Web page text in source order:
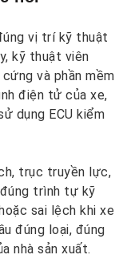
vị trí kỹ thuật
kỹ thuật viên
và phần mềm
điện tử của xe,
dụng ECU kiểm
trục truyền lực,
trình tự kỹ
sai lệch khi xe
đúng loại, đúng
nhà sản xuất.